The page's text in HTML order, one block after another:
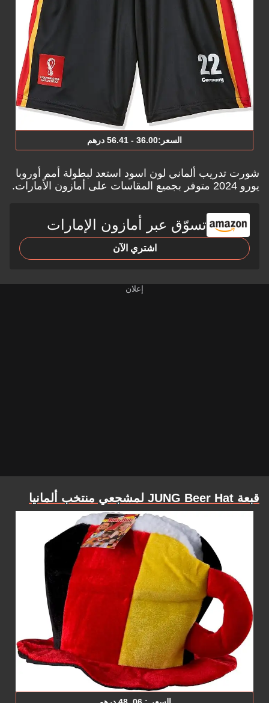
السعر:‎36.00‎‏ - ‎56.41‎‏ درهم
شورت تدريب ألماني لون اسود استعد لبطولة أمم أوروبا
يورو 2024 متوفر بجميع المقاسات على
أمازون الأمارات.
تسوّق عبر أمازون الإمارات
اشتري الآن
قبعة JUNG Beer Hat لمشجعي منتخب ألمانيا